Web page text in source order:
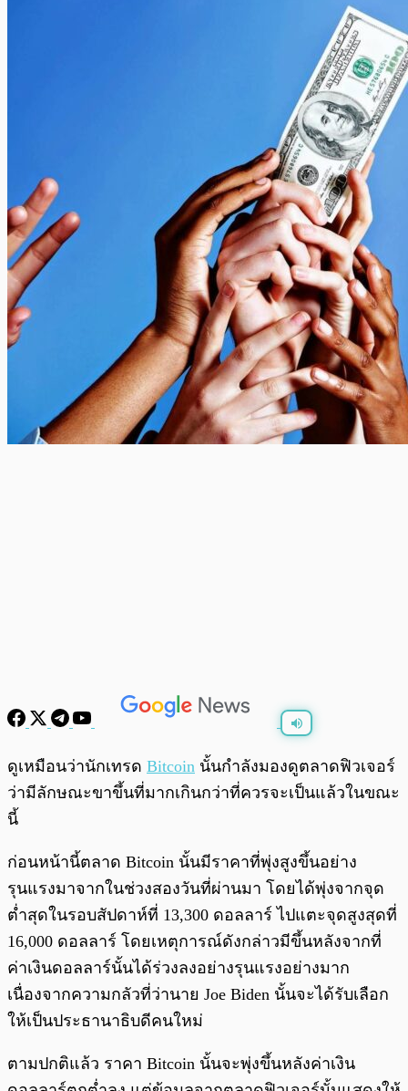
พร้อมเล่น /0:00
ดูเหมือนว่านักเทรด Bitcoin นั้นกำลังมองดูตลาดฟิวเจอร์
ว่ามีลักษณะขาขึ้นที่มากเกินกว่าที่ควรจะเป็นแล้วในขณะ
นี้
ก่อนหน้านี้ตลาด Bitcoin นั้นมีราคาที่พุ่งสูงขึ้นอย่าง
รุนแรงมาจากในช่วงสองวันที่ผ่านมา โดยได้พุ่งจากจุด
ต่ำสุดในรอบสัปดาห์ที่ 13,300 ดอลลาร์ ไปแตะจุดสูงสุดที่
16,000 ดอลลาร์ โดยเหตุการณ์ดังกล่าวมีขึ้นหลังจากที่
ค่าเงินดอลลาร์นั้นได้ร่วงลงอย่างรุนแรงอย่างมาก
เนื่องจากความกลัวที่ว่านาย Joe Biden นั้นจะได้รับเลือก
ให้เป็นประธานาธิบดีคนใหม่
ตามปกติแล้ว ราคา Bitcoin นั้นจะพุ่งขึ้นหลังค่าเงิน